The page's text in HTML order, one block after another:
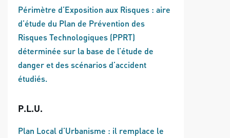
Périmètre d’Exposition aux Risques : aire
d’étude du Plan de Prévention des
Risques Technologiques (PPRT)
déterminée sur la base de l’étude de
danger et des scénarios d’accident
étudiés.
P.L.U.
Plan Local d’Urbanisme : il remplace le